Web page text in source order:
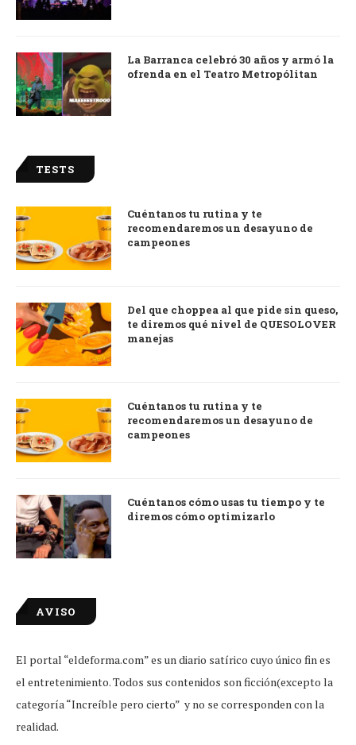
La Barranca celebró 30 años y armó la
ofrenda en el Teatro Metropólitan
TESTS
Cuéntanos tu rutina y te
recomendaremos un desayuno de
campeones
Del que choppea al que pide sin queso,
te diremos qué nivel de QUESOLOVER
manejas
Cuéntanos tu rutina y te
recomendaremos un desayuno de
campeones
Cuéntanos cómo usas tu tiempo y te
diremos cómo optimizarlo
AVISO
El portal “eldeforma.com” es un diario satírico cuyo único fin es
el entretenimiento. Todos sus contenidos son ficción(excepto la
categoría “Increíble pero cierto” y no se corresponden con la
realidad.